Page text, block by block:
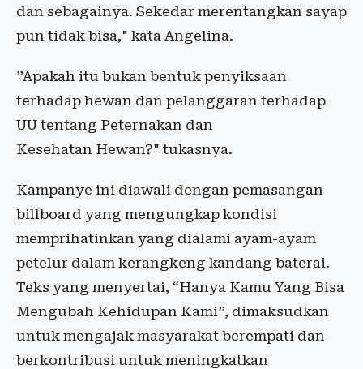
dan sebagainya. Sekedar merentangkan sayap
pun tidak bisa," kata Angelina.
”Apakah itu bukan bentuk penyiksaan
terhadap hewan dan pelanggaran terhadap
UU tentang Peternakan dan
Kesehatan Hewan?" tukasnya.
Kampanye ini diawali dengan pemasangan
billboard yang mengungkap kondisi
memprihatinkan yang dialami ayam-ayam
petelur dalam kerangkeng kandang baterai.
Teks yang menyertai, “Hanya Kamu Yang Bisa
Mengubah Kehidupan Kami”, dimaksudkan
untuk mengajak masyarakat berempati dan
berkontribusi untuk meningkatkan